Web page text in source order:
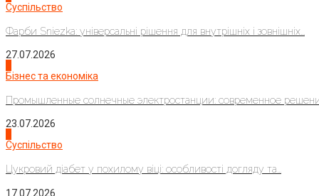
Суспільство
Фарби Sniezka: універсальні рішення для внутрішніх і зовнішніх...
27.07.2026
Бізнес та економіка
Промышленные солнечные электростанции: современное
23.07.2026
Суспільство
Цукровий діабет у похилому віці: особливості догляду та...
17.07.2026